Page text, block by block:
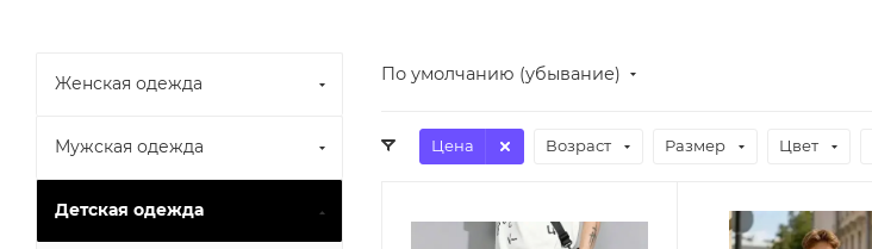
По умолчанию (убывание)
Цена Возраст Размер Цвет
Женская одежда
Мужская одежда
Детская одежда